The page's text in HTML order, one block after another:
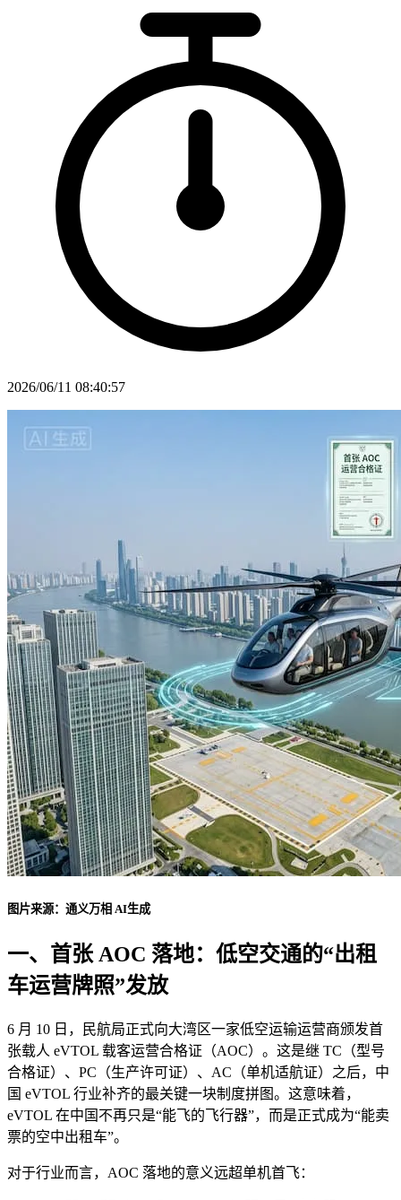
2026/06/11 08:40:57
图片来源：通义万相 AI生成
一、首张 AOC 落地：低空交通的“出租
车运营牌照”发放
6 月 10 日，民航局正式向大湾区一家低空运输运营商颁发首
张载人 eVTOL 载客运营合格证（AOC）。这是继 TC（型号
合格证）、PC（生产许可证）、AC（单机适航证）之后，中
国 eVTOL 行业补齐的最关键一块制度拼图。这意味着，
eVTOL 在中国不再只是“能飞的飞行器”，而是正式成为“能卖
票的空中出租车”。
对于行业而言，AOC 落地的意义远超单机首飞：